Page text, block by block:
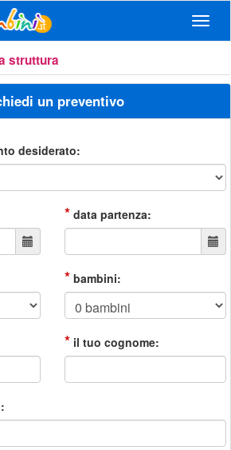
struttura
un preventivo
desiderato:
* data partenza:
* bambini:
* il tuo cognome: